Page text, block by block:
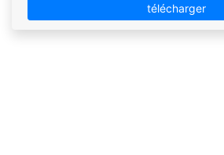
télécharger